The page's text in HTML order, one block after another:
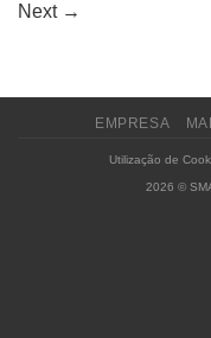
Next →
EMPRESA
Utilização de
2026 ©